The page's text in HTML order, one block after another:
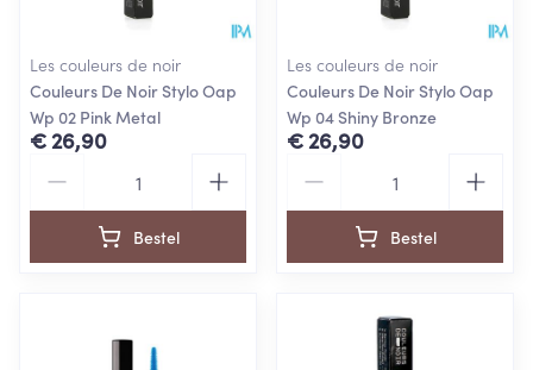
Les couleurs de noir
Couleurs De Noir Stylo Oap
Wp 02 Pink Metal
€ 26,90
Bestel
Les couleurs de noir
Couleurs De Noir Stylo Oap
Wp 04 Shiny Bronze
€ 26,90
Bestel